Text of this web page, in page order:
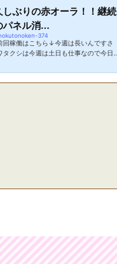
しぶりの赤オーラ！！継続
パネル消...
374
回稼働はこちら↓今週は長いんですさ
クシは今週は土日も仕事なので今日
密に感じる事が出来ます。空腹は一
もそうじゃないですか。天井が遠け